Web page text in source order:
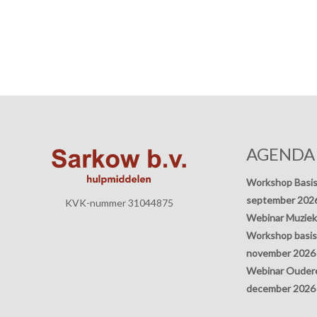
KVK-nummer 31044875
AGENDA
Workshop
september
Webinar
Workshop
november 2026
Webinar
december 2026